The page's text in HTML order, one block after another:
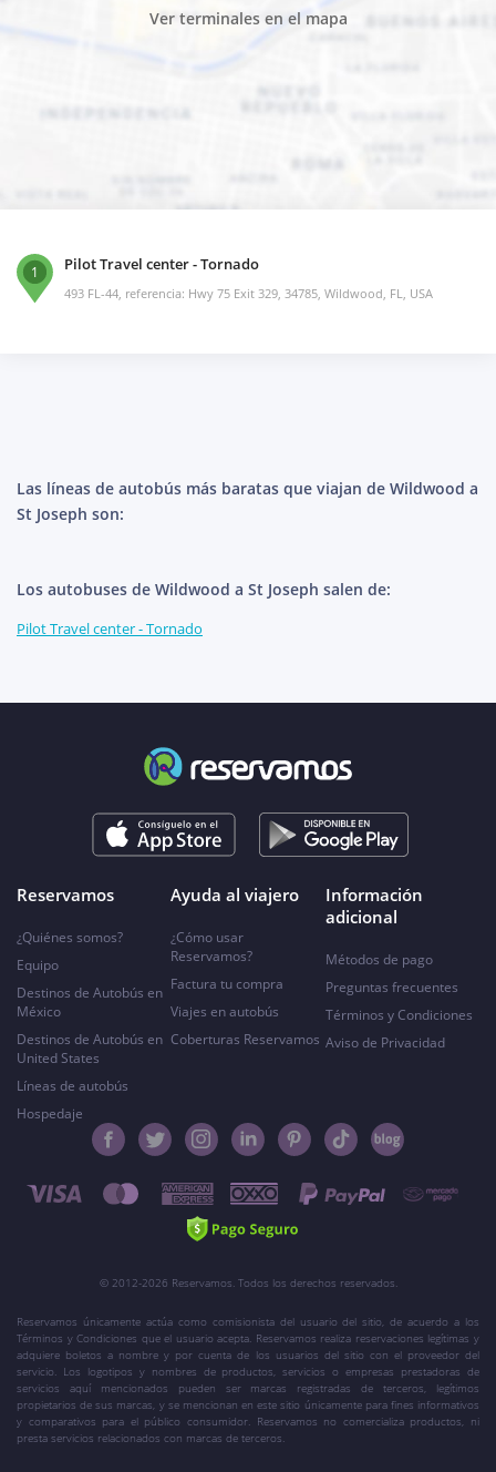
Ver terminales en el mapa
1 Pilot Travel center - Tornado
493 FL-44, referencia: Hwy 75 Exit 329, 34785, Wildwood, FL, USA
Las líneas de autobús más baratas que viajan de Wildwood a
St Joseph son:
Los autobuses de Wildwood a St Joseph salen de:
Pilot Travel center - Tornado
Reservamos
¿Quiénes somos?
Equipo
Destinos de Autobús en
México
Destinos de Autobús en
United States
Líneas de autobús
Hospedaje
Ayuda al viajero
¿Cómo usar
Reservamos?
Factura tu compra
Viajes en autobús
Coberturas Reservamos
Información
adicional
Métodos de pago
Preguntas frecuentes
Términos y Condiciones
Aviso de Privacidad
© 2012-2026 Reservamos. Todos los derechos reservados.
Reservamos únicamente actúa como comisionista del usuario del sitio, de acuerdo a los
Términos y Condiciones que el usuario acepta. Reservamos realiza reservaciones legítimas y
adquiere boletos a nombre y por cuenta de los usuarios del sitio con el proveedor del
servicio. Los logotipos y nombres de productos, servicios o empresas prestadoras de
servicios aquí mencionados pueden ser marcas registradas de terceros, legítimos
propietarios de sus marcas, y se mencionan en este sitio únicamente para fines informativos
y comparativos para el público consumidor. Reservamos no comercializa productos, ni
presta servicios relacionados con marcas de terceros.